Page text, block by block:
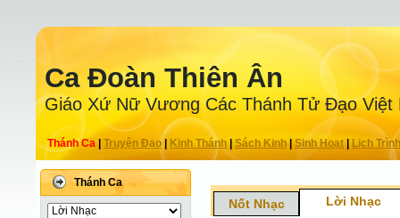
Ca Ðoàn Thiên Ân
Giáo Xứ Nữ Vương Các Thánh Tử Ðạo Việt
Thánh Ca Truyện Ðạo| Kinh Thánh Sách Kinh|Sinh Hoạt| Lịch Trình
Thánh Ca
Nốt Nhạc Lời Nhạc